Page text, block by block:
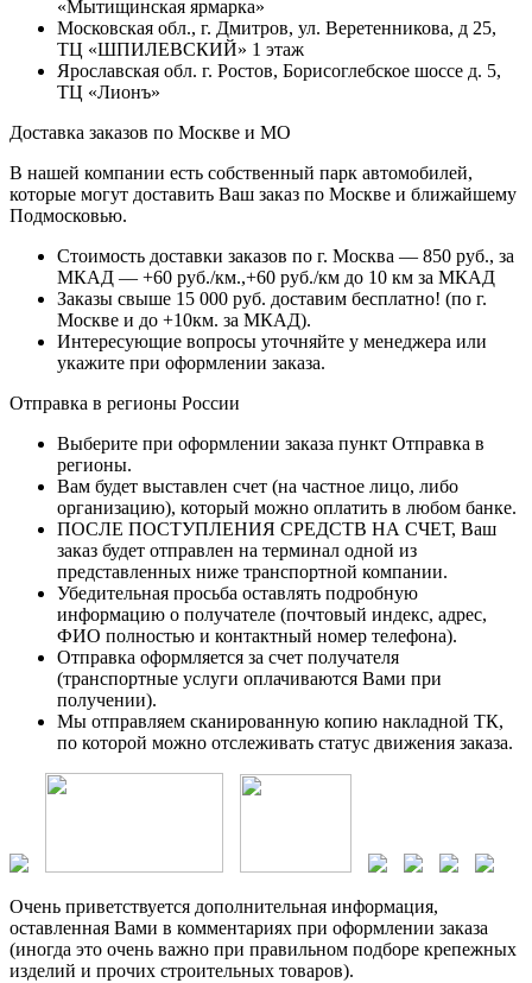
«Мытищинская ярмарка»
Московская обл., г. Дмитров, ул. Веретенникова, д 25,
ТЦ «ШПИЛЕВСКИЙ» 1 этаж
Ярославская обл. г. Ростов, Борисоглебское шоссе д. 5,
ТЦ «Лионъ»
Доставка заказов по Москве и МО
В нашей компании есть собственный парк автомобилей,
которые могут доставить Ваш заказ по Москве и ближайшему
Подмосковью.
Стоимость доставки заказов по г. Москва — 850 руб., за
МКАД — +60 руб./км.,+60 руб./км до 10 км за МКАД
Заказы свыше 15 000 руб. доставим бесплатно! (по г.
Москве и до +10км. за МКАД).
Интересующие вопросы уточняйте у менеджера или
укажите при оформлении заказа.
Отправка в регионы России
Выберите при оформлении заказа пункт Отправка в
регионы.
Вам будет выставлен счет (на частное лицо, либо
организацию), который можно оплатить в любом банке.
ПОСЛЕ ПОСТУПЛЕНИЯ СРЕДСТВ НА СЧЕТ, Ваш
заказ будет отправлен на терминал одной из
представленных ниже транспортной компании.
Убедительная просьба оставлять подробную
информацию о получателе (почтовый индекс, адрес,
ФИО полностью и контактный номер телефона).
Отправка оформляется за счет получателя
(транспортные услуги оплачиваются Вами при
получении).
Мы отправляем сканированную копию накладной ТК,
по которой можно отслеживать статус движения заказа.
Очень приветствуется дополнительная информация,
оставленная Вами в комментариях при оформлении заказа
(иногда это очень важно при правильном подборе крепежных
изделий и прочих строительных товаров).